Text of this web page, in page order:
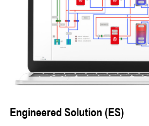
Engineered Solution (ES)